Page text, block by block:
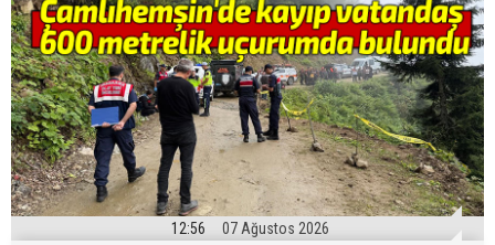
12:56 07 Ağustos 2026